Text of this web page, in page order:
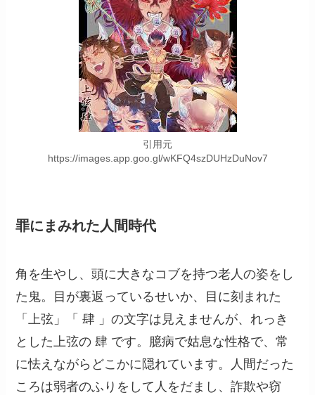
引用元
https://images.app.goo.gl/wKFQ4szDUHzDuNov7
罪にまみれた人間時代
角を生やし、頭に大きなコブを持つ老人の姿をし
た鬼。目が裏返っているせいか、目に刻まれた
「上弦」「 肆 」の文字は見えませんが、れっき
とした上弦の 肆 です。臆病で姑息な性格で、常
に怯えながらどこかに隠れています。人間だった
ころは弱者のふりをして人をだまし、詐欺や窃